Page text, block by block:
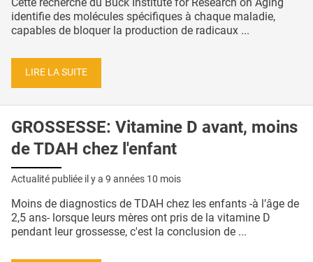
identifie des molécules spécifiques à chaque maladie,
capables de bloquer la production de radicaux ...
LIRE LA SUITE
GROSSESSE: Vitamine D avant, moins
de TDAH chez l'enfant
Actualité publiée il y a 9 années 10 mois
Moins de diagnostics de TDAH chez les enfants -à l’âge de
2,5 ans- lorsque leurs mères ont pris de la vitamine D
pendant leur grossesse, c'est la conclusion de ...